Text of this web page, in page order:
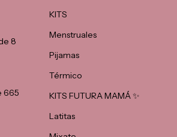
8
665
KITS
Menstruales
Pijamas
Térmico
KITS FUTURA MAMÁ ✨
Latitas